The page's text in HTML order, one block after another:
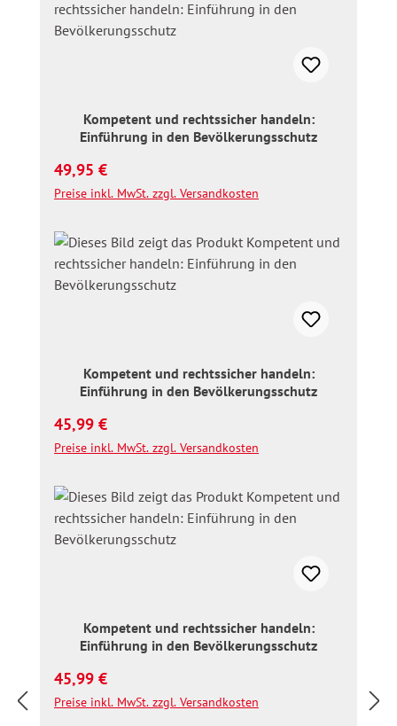
Kompetent und rechtssicher handeln:
Einführung in den Bevölkerungsschutz
Regulärer Preis:
49,95 €
Preise inkl. MwSt. zzgl. Versandkosten
Kompetent und rechtssicher handeln:
Einführung in den Bevölkerungsschutz
Regulärer Preis:
45,99 €
Preise inkl. MwSt. zzgl. Versandkosten
Kompetent und rechtssicher handeln:
Einführung in den Bevölkerungsschutz
Regulärer Preis:
45,99 €
Preise inkl. MwSt. zzgl. Versandkosten